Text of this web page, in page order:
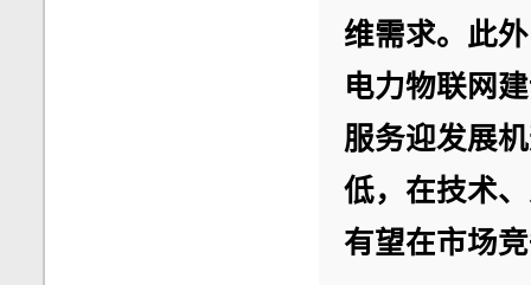
维需求。此
电力物联网
服务迎发展
低，在技术
有望在市场